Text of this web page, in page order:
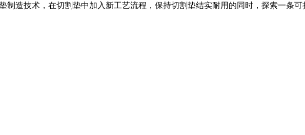
造技术，在切割垫中加入新工艺流程，保持切割垫结实耐用的同时，探索一条可